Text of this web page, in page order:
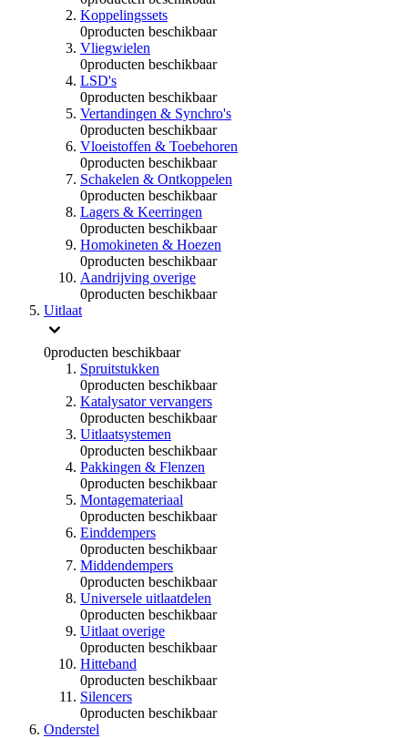
Koppelingssets
0producten beschikbaar
Vliegwielen
0producten beschikbaar
LSD's
0producten beschikbaar
Vertandingen & Synchro's
0producten beschikbaar
Vloeistoffen & Toebehoren
0producten beschikbaar
Schakelen & Ontkoppelen
0producten beschikbaar
Lagers & Keerringen
0producten beschikbaar
Homokineten & Hoezen
0producten beschikbaar
Aandrijving overige
0producten beschikbaar
Uitlaat
0producten beschikbaar
Spruitstukken
0producten beschikbaar
Katalysator vervangers
0producten beschikbaar
Uitlaatsystemen
0producten beschikbaar
Pakkingen & Flenzen
0producten beschikbaar
Montagemateriaal
0producten beschikbaar
Einddempers
0producten beschikbaar
Middendempers
0producten beschikbaar
Universele uitlaatdelen
0producten beschikbaar
Uitlaat overige
0producten beschikbaar
Hitteband
0producten beschikbaar
Silencers
0producten beschikbaar
Onderstel